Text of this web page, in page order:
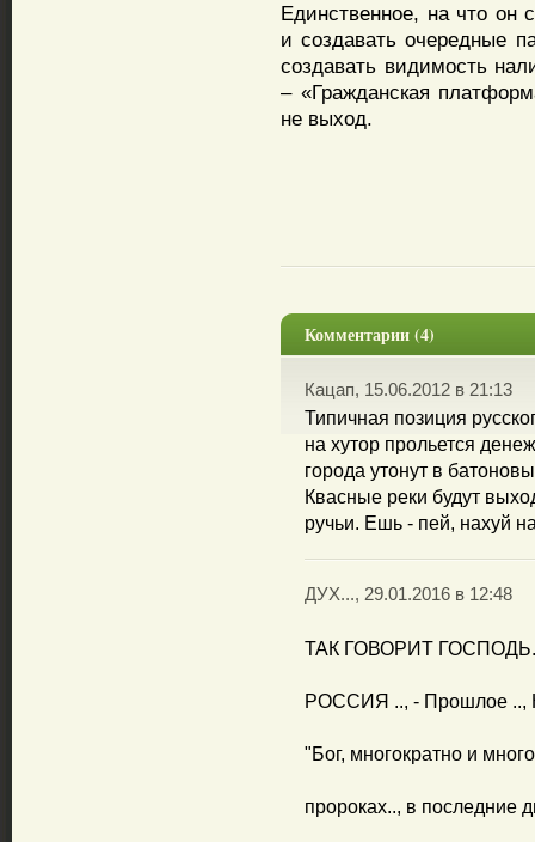
Единственное, на что он
и создавать очередные
создавать видимость
– «Гражданская
не выход.
Комментарии (4)
Кацап, 15.06.2012 в 21:13
Типичная позиция
на хутор прольется
города утонут в
Квасные реки будут
ручьи. Ешь - пей, нахуй
ДУХ..., 29.01.2016 в 12:48
ТАК ГОВОРИТ
РОССИЯ .., - Прошлое ..,
"Бог, многократно и
пророках.., в